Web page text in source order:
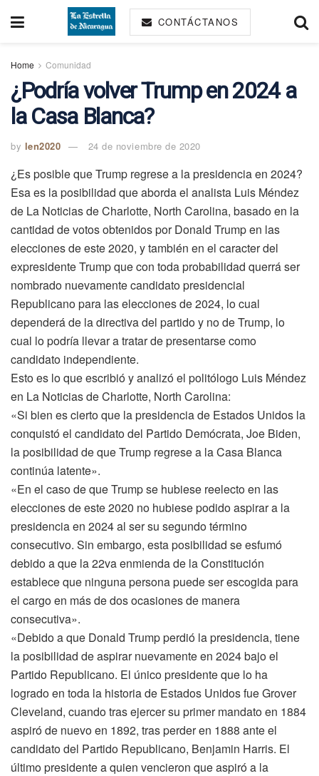
CONTÁCTANOS
Home Comunidad
¿Podría volver Trump en 2024 a
la Casa Blanca?
by len2020 24 de noviembre de 2020
¿Es posible que Trump regrese a la presidencia en 2024?
Esa es la posibilidad que aborda el analista Luis Méndez
de La Noticias de Charlotte, North Carolina, basado en la
cantidad de votos obtenidos por Donald Trump en las
elecciones de este 2020, y también en el caracter del
expresidente Trump que con toda probabilidad querrá ser
nombrado nuevamente candidato presidencial
Republicano para las elecciones de 2024, lo cual
dependerá de la directiva del partido y no de Trump, lo
cual lo podría llevar a tratar de presentarse como
candidato independiente.
Esto es lo que escribió y analizó el politólogo Luis Méndez
en La Noticias de Charlotte, North Carolina:
«Si bien es cierto que la presidencia de Estados Unidos la
conquistó el candidato del Partido Demócrata, Joe Biden,
la posibilidad de que Trump regrese a la Casa Blanca
continúa latente».
«En el caso de que Trump se hubiese reelecto en las
elecciones de este 2020 no hubiese podido aspirar a la
presidencia en 2024 al ser su segundo término
consecutivo. Sin embargo, esta posibilidad se esfumó
debido a que la 22va enmienda de la Constitución
establece que ninguna persona puede ser escogida para
el cargo en más de dos ocasiones de manera
consecutiva».
«Debido a que Donald Trump perdió la presidencia, tiene
la posibilidad de aspirar nuevamente en 2024 bajo el
Partido Republicano. El único presidente que lo ha
logrado en toda la historia de Estados Unidos fue Grover
Cleveland, cuando tras ejercer su primer mandato en 1884
aspiró de nuevo en 1892, tras perder en 1888 ante el
candidato del Partido Republicano, Benjamin Harris. El
último presidente a quien vencieron que aspiró a la